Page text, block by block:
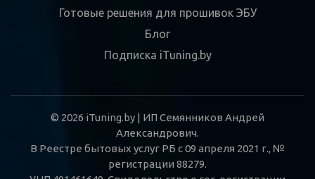
Готовые решения для прошивок ЭБУ
Блог
Подписка iTuning.by
© 2026 iTuning.by | ИП Семянников Андрей
Александрович.
В Реестре бытовых услуг РБ с 09 апреля 2021 г., №
регистрации 88279.